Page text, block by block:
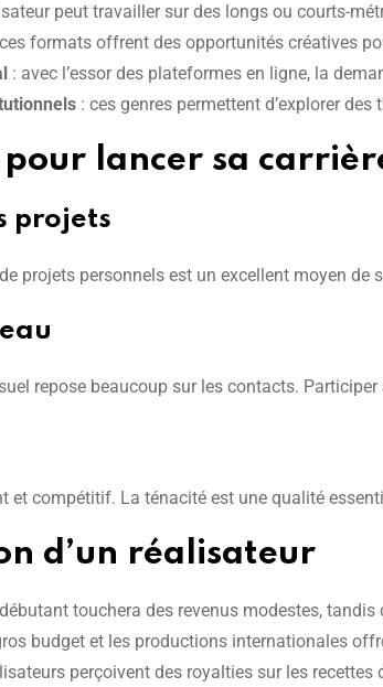
peut travailler sur des longs ou courts-
formats offrent des opportunités créatives
: avec l’essor des plateformes en ligne, la
: ces genres permettent d’explorer
pour lancer sa
projets
projets personnels est un excellent moyen
repose beaucoup sur les contacts.
et compétitif. La ténacité est une qualité
d’un réalisateur
touchera des revenus modestes,
budget et les productions internationales
perçoivent des royalties sur les recettes